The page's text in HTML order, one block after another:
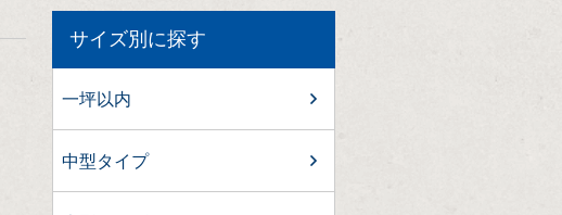
サイズ別に探す
一坪以内
中型タイプ